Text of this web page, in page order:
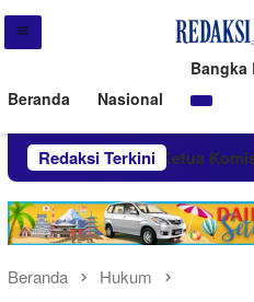
Beranda Nasional
Bangka
Redaksi Terkini
Membara, Ketua Komisi XII
Beranda Hukum